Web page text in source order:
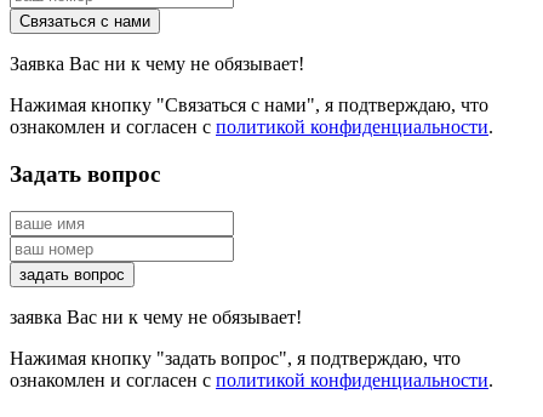
Заявка Вас ни к чему не обязывает!
Нажимая кнопку "Связаться с нами", я подтверждаю, что
ознакомлен и согласен с политикой конфиденциальности.
Задать вопрос
заявка Вас ни к чему не обязывает!
Нажимая кнопку "задать вопрос", я подтверждаю, что
ознакомлен и согласен с политикой конфиденциальности.